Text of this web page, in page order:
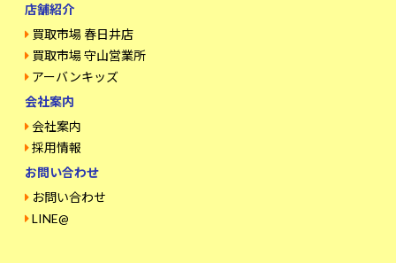
店舗紹介
買取市場 春日井店
買取市場 守山営業所
アーバンキッズ
会社案内
会社案内
採用情報
お問い合わせ
お問い合わせ
LINE@